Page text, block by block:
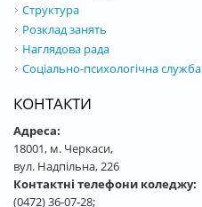
Структура
Розклад занять
Наглядова рада
Соціально-психологічна служба
КОНТАКТИ
Адреса:
18001, м. Черкаси,
вул. Надпільна, 226
Контактні телефони коледжу:
(0472) 36-07-28;